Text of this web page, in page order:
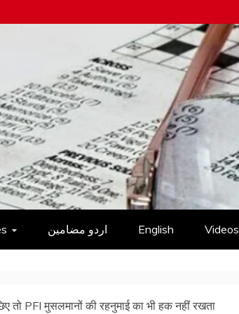
اردو مضامین English Videos
तो PFI मुसलमानों की रहनुमाई का भी हक नहीं रखता